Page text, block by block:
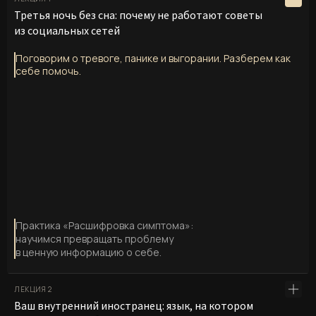
Третья ночь без сна: почему не работают советы
из социальных сетей
Поговорим о тревоге, панике и выгорании. Разберем как
себе помочь.
Практика «Расшифровка симптома»:
научимся превращать проблему
в ценную информацию о себе.
ЛЕКЦИЯ 2
Ваш внутренний иностранец: язык, на котором